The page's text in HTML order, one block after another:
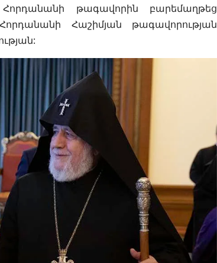
թագավորին բարեմաղթեց
Հաշիմյան թագավորության